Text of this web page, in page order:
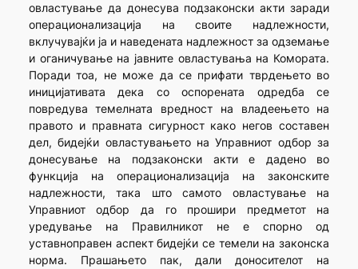
овластување да донесува подзаконски акти заради
операционализација на своите надлежности,
вклучувајќи ја и наведената надлежност за одземање
и оганичување на јавните овластувања на Комората.
Поради тоа, не може да се прифати тврдењето во
иницијативата дека со оспорената одредба се
повредува темелната вредност на владеењето на
правото и правната сигурност како негов составен
дел, бидејќи овластувањето на Управниот одбор за
донесување на подзаконски акти е дадено во
функција на операционализација на законските
надлежности, така што самото овластување на
Управниот одбор да го прошири предметот на
уредување на Правилникот не е спорно од
уставноправен аспект бидејќи се темели на законска
норма. Прашањето пак, дали доносителот на